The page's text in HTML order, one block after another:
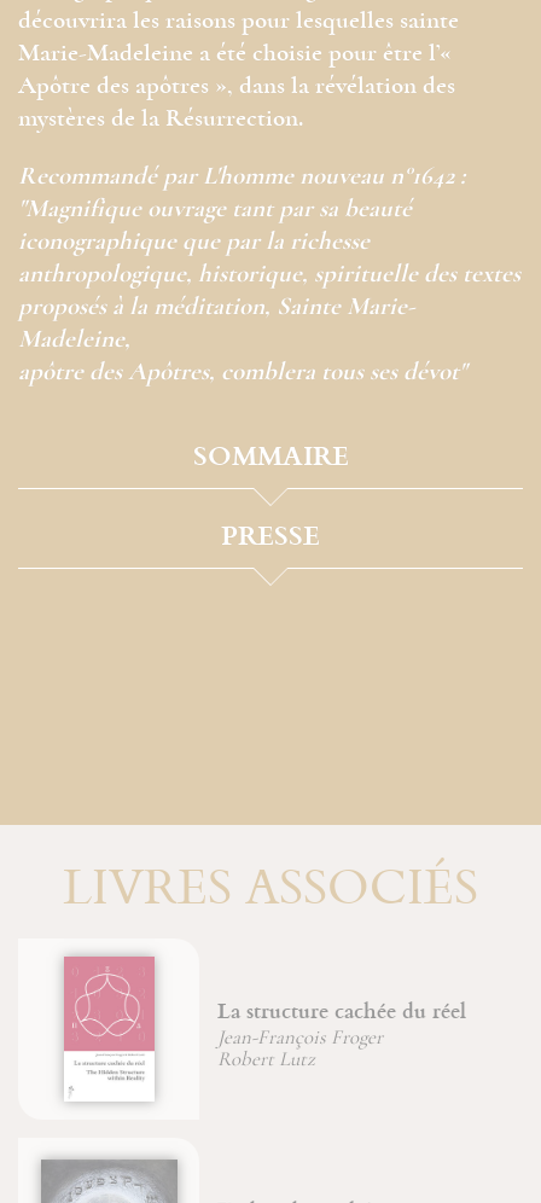
découvrira les raisons pour lesquelles sainte
Marie-Madeleine a été choisie pour être l’«
Apôtre des apôtres », dans la révélation des
mystères de la Résurrection.
Recommandé par L'homme nouveau n°1642 :
"Magnifique ouvrage tant par sa beauté
iconographique que par la richesse
anthropologique, historique, spirituelle des textes
proposés à la méditation, Sainte Marie-
Madeleine,
apôtre des Apôtres, comblera tous ses dévot"
SOMMAIRE
PRESSE
LIVRES ASSOCIÉS
Une vie incorruptible
Jean-François Froger